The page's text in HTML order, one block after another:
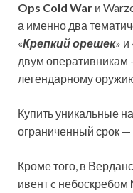
Ops Cold War и
а именно два
«Крепкий орешек» и
двум оперативникам
легендарному
Купить уникальные
ограниченный срок —
Кроме того, в
ивент c небоскребом